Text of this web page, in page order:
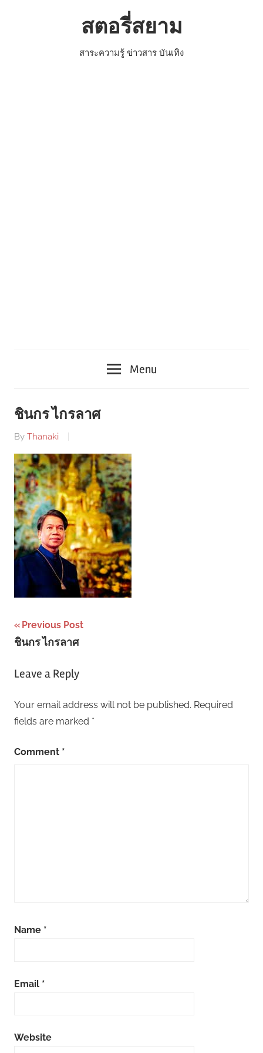
สตอรี่สยาม
สาระความรู้ ข่าวสาร บันเทิง
Menu
ชินกร ไกรลาศ
By Thanaki
Post
navigation
Previous Post
ชินกร ไกรลาศ
Leave a Reply
Your email address will not be published. Required
fields are marked *
Comment *
Name *
Email *
Website